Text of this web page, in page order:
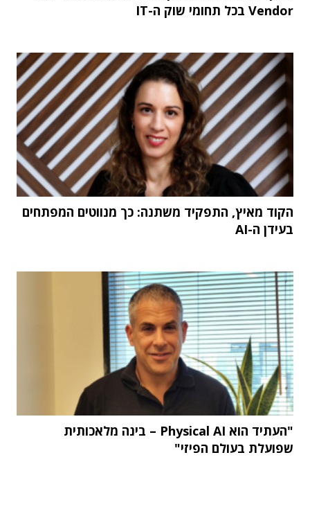
Vendor בכל תחומי שוק ה-IT
הקוד מאיץ, התפקיד משתנה: כך מנווטים המפתחים
בעידן ה-AI
"העתיד הוא Physical AI – בינה מלאכותית
שפועלת בעולם הפיזי"